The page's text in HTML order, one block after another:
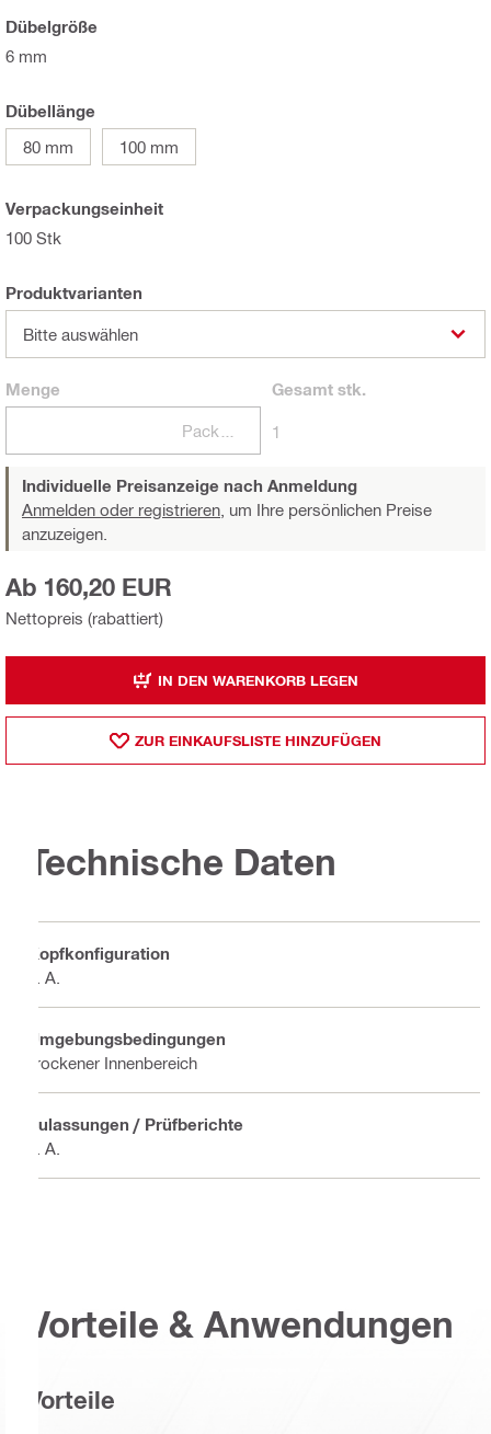
Dübelgröße
6 mm
Dübellänge
80 mm
100 mm
Verpackungseinheit
100 Stk
Produktvarianten
Bitte auswählen
Menge Gesamtstk.
1
Individuelle Preisanzeige nach Anmeldung
Anmelden oder registrieren, um Ihre persönlichen Preise
anzuzeigen.
Nettopreis (rabattiert)
Ab 160,20 EUR
IN DEN WARENKORB LEGEN
ZUR EINKAUFSLISTE HINZUFÜGEN
Technische Daten
Kopfkonfiguration
k. A.
Umgebungsbedingungen
Trockener Innenbereich
Zulassungen / Prüfberichte
k. A.
Vorteile & Anwendungen
Vorteile